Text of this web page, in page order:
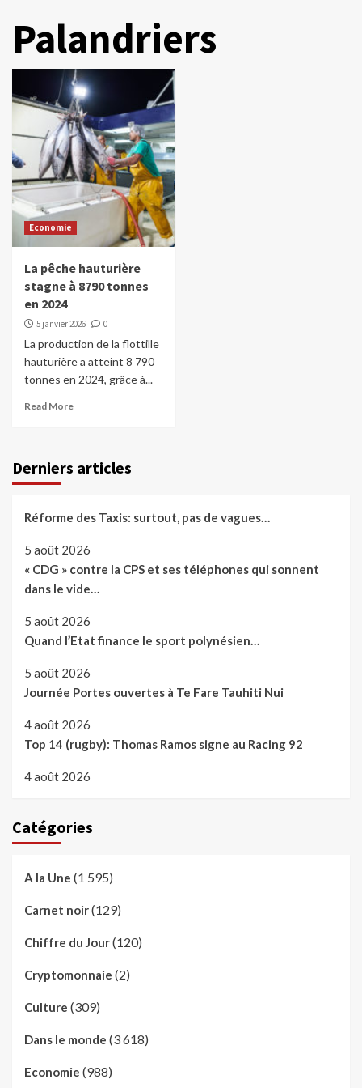
Palandriers
Economie
La pêche hauturière
stagne à 8790 tonnes
en 2024
5 janvier 2026 0
La production de la flottille
hauturière a atteint 8 790
tonnes en 2024, grâce à...
Read More
Derniers articles
Réforme des Taxis: surtout, pas de vagues…
5 août 2026
« CDG » contre la CPS et ses téléphones qui sonnent
dans le vide…
5 août 2026
Quand l’Etat finance le sport polynésien…
5 août 2026
Journée Portes ouvertes à Te Fare Tauhiti Nui
4 août 2026
Top 14 (rugby): Thomas Ramos signe au Racing 92
4 août 2026
Catégories
A la Une (1 595)
Carnet noir(129)
Chiffre du Jour(120)
Cryptomonnaie (2)
Culture (309)
Dans le monde (3 618)
Economie (988)